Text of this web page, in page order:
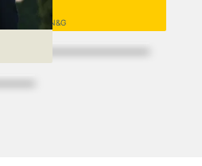
Niek
VWO 6, N&T/N&G